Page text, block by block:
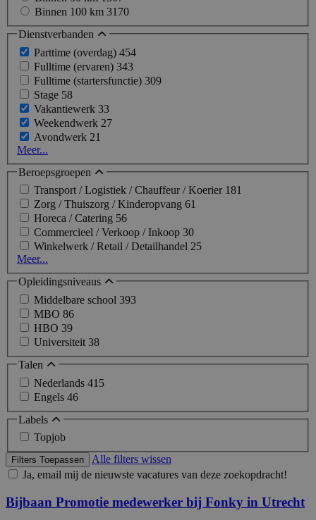
Binnen 100 km 3170
Dienstverbanden
Parttime (overdag) 454
Fulltime (ervaren) 343
Fulltime (startersfunctie) 309
Stage 58
Vakantiewerk 33
Weekendwerk 27
Avondwerk 21
Meer...
Beroepsgroepen
Transport / Logistiek / Chauffeur / Koerier 181
Zorg / Thuiszorg / Kinderopvang 61
Horeca / Catering 56
Commercieel / Verkoop / Inkoop 30
Winkelwerk / Retail / Detailhandel 25
Meer...
Opleidingsniveaus
Middelbare school 393
MBO 86
HBO 39
Universiteit 38
Talen
Nederlands 415
Engels 46
Labels
Topjob
Filters Toepassen
Alle filters wissen
Ja, email mij de nieuwste vacatures van deze zoekopdracht!
Bijbaan Promotie medewerker bij Fonky in Utrecht